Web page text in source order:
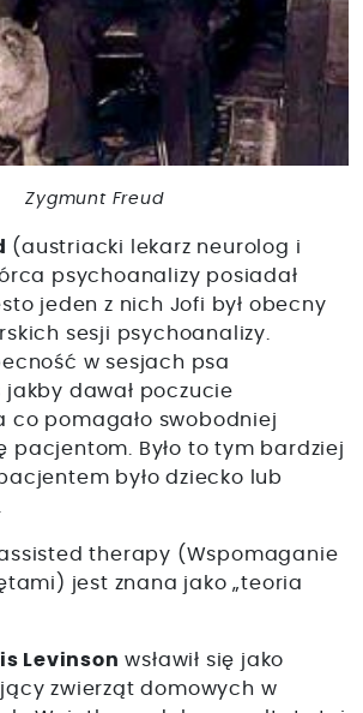
Zygmunt Freud
(austriacki lekarz neurolog i
psychoanalizy posiadał
jeden z nich Jofi był obecny
sesji psychoanalizy.
w sesjach psa
jakby dawał poczucie
co pomagało swobodniej
pacjentom. Było to tym bardziej
było dziecko lub
therapy (Wspomaganie
jest znana jako „teoria
Levinson wsławił się jako
zwierząt domowych w